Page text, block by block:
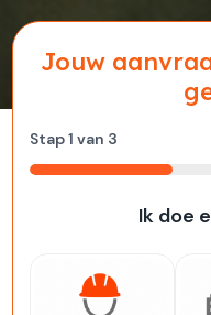
Jouw
Stap1 van 3
33%
Ik doe